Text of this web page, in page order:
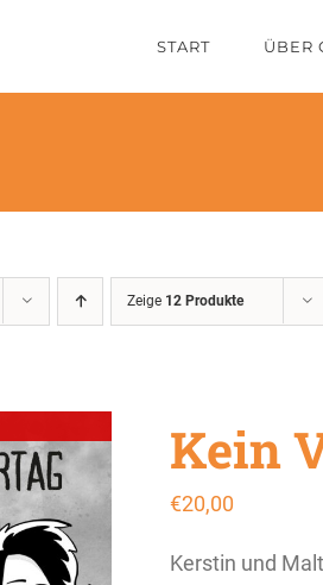
START ÜBER
Zeige 12 Produkte
Kein
€20,00
Kerstin und